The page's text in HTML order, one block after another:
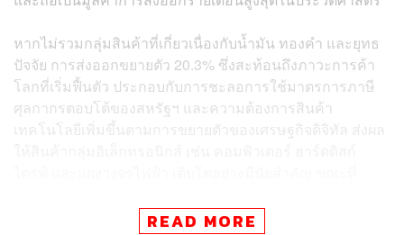
หากไม่รวมกลุ่มสินค้าที่เกี่ยวเนื่องกับน้ำมัน ทองคำ และยุทธ
ปัจจัย การส่งออกขยายตัว 20.3% ซึ่งสะท้อนถึงภาวะการค้า
โลกที่เริ่มฟื้นตัว ประกอบกับการชะลอการใช้มาตรการภาษี
ศุลกากรตอบโต้ของสหรัฐฯ และความต้องการสินค้า
เทคโนโลยีเพิ่มขึ้นตามการขยายตัวของเศรษฐกิจดิจิทัล ส่งผล
ก็กลับมาฟื้นตัวได้เป็นครั้งแรกในรอบ 5 เดือน
READ MORE